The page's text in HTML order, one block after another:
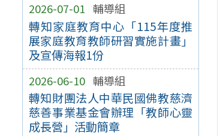
2026-07-01 輔導組
轉知家庭教育中心「115年度推
展家庭教育教師研習實施計畫」
及宣傳海報1份
2026-06-10 輔導組
轉知財團法人中華民國佛教慈濟
慈善事業基金會辦理「教師心靈
成長營」活動簡章